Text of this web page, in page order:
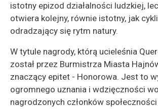
istotny epizod działalności ludzkiej,
otwiera kolejny, równie istotny, jak
odradzający się rytm natury.
W tytule nagrody, którą ucieleśnia
został przez Burmistrza Miasta
znaczący epitet - Honorowa. Jest to
ogromnego uznania i wdzięczności
nagrodzonych członków